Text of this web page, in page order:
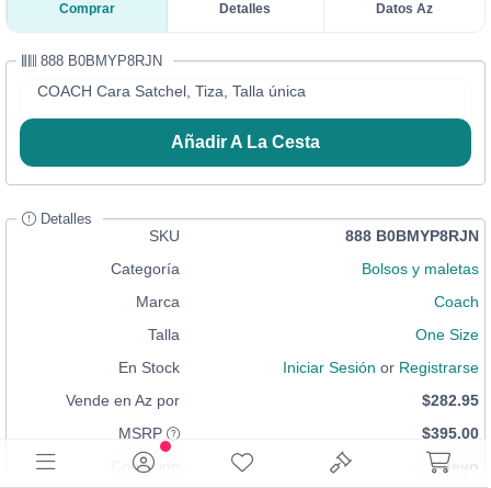
Comprar Detalles Datos Az
888 B0BMYP8RJN
COACH Cara Satchel, Tiza, Talla única
Añadir A La Cesta
Detalles
SKU
888 B0BMYP8RJN
Categoría
Bolsos y maletas
Marca
Coach
Talla
One Size
En Stock
Iniciar Sesión or Registrarse
Vende en Az por
$282.95
MSRP
$395.00
Condición
Nuevo